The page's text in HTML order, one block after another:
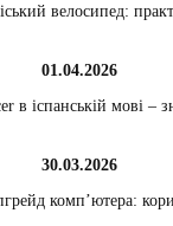
велосипед:
01.04.2026
в іспанській мові –
30.03.2026
комп’ютера: